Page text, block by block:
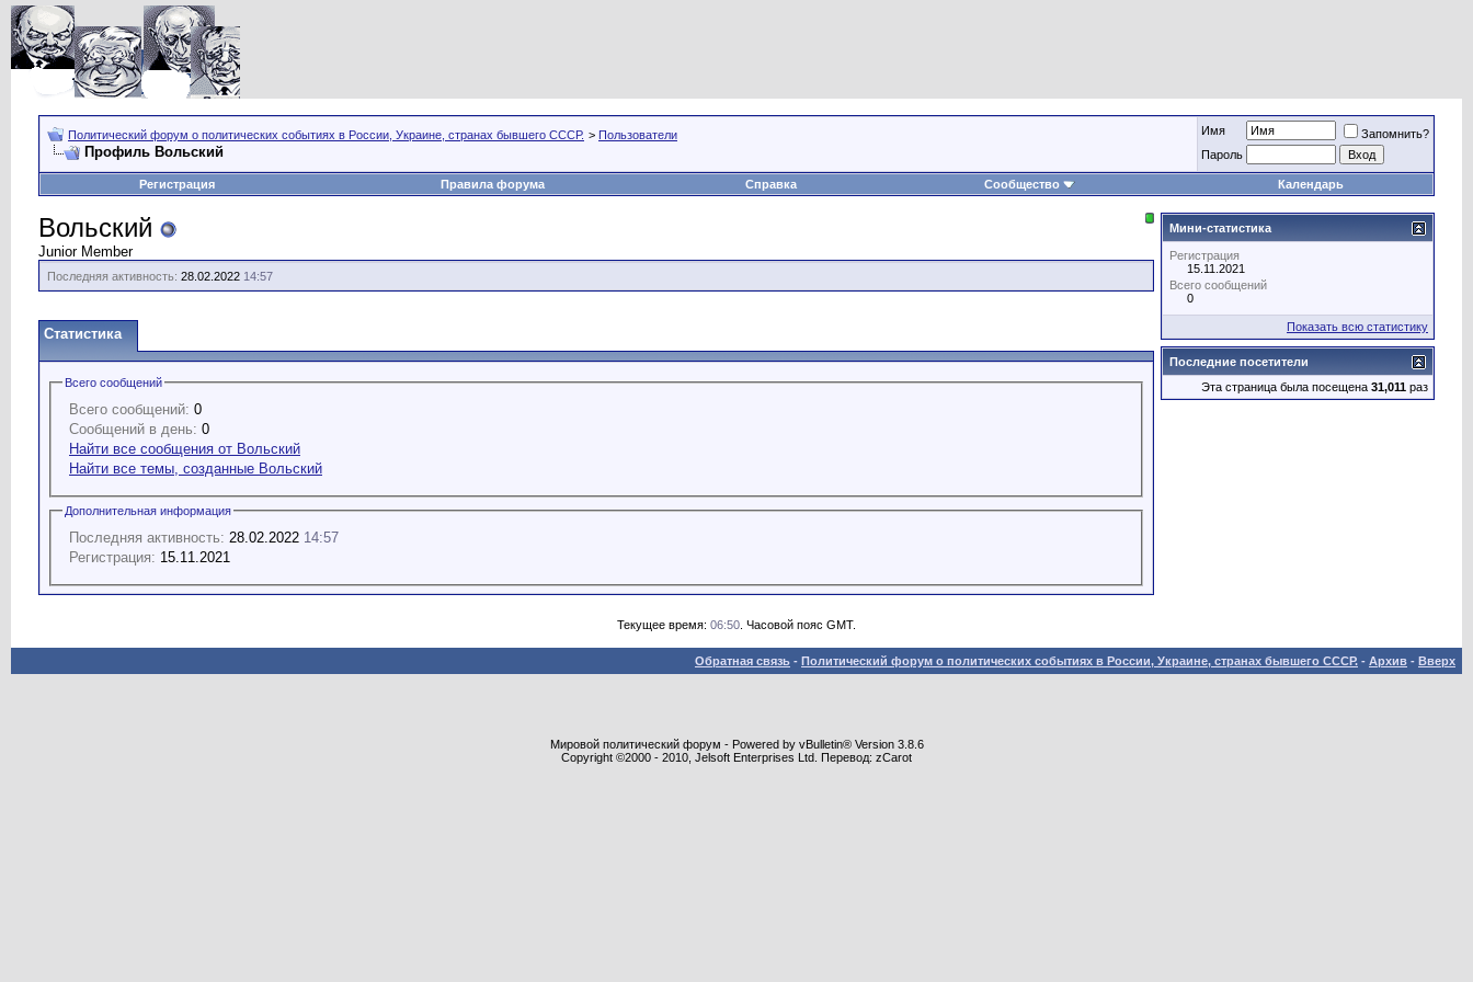
Политический форум о политических событиях в России, Украине, странах бывшего СССР. > Пользователи
Профиль Вольский
Имя
Запомнить?
Пароль
Регистрация Правила форума Справка Сообщество Календарь
Вольский
Junior Member
Последняя активность: 28.02.2022 14:57
Статистика
Всего сообщений
Всего сообщений: 0
Сообщений в день: 0
Найти все сообщения от Вольский
Найти все темы, созданные Вольский
Дополнительная информация
Последняя активность: 28.02.2022 14:57
Регистрация: 15.11.2021
Мини-статистика
Регистрация
15.11.2021
Всего сообщений
0
Показать всю статистику
Последние посетители
Эта страница была посещена 31,011 раз
Текущее время: 06:50 . Часовой пояс GMT.
Обратная связь - Политический форум о политических событиях в России, Украине, странах бывшего СССР. - Архив - Вверх
Мировой политический форум - Powered by vBulletin® Version 3.8.6
Copyright ©2000 - 2010, Jelsoft Enterprises Ltd. Перевод: zCarot